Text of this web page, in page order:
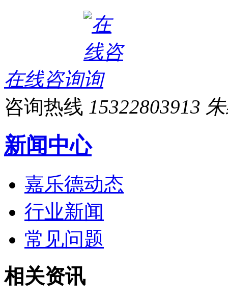
在线咨询
咨询热线 15322803913
新闻中心
嘉乐德动态
行业新闻
常见问题
相关资讯